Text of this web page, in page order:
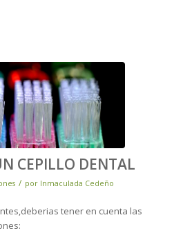
CEPILLO DENTAL
/ por Inmaculada Cedeño
tener en cuenta las